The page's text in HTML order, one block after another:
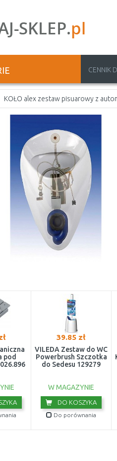
CENNIK
KOŁO alex zestaw pisuarowy z
pod
39.85 zł
VILEDA Zestaw do WC
Powerbrush Szczotka
do Sedesu 129279
W MAGAZYNIE
DO KOSZYKA
Do porównania